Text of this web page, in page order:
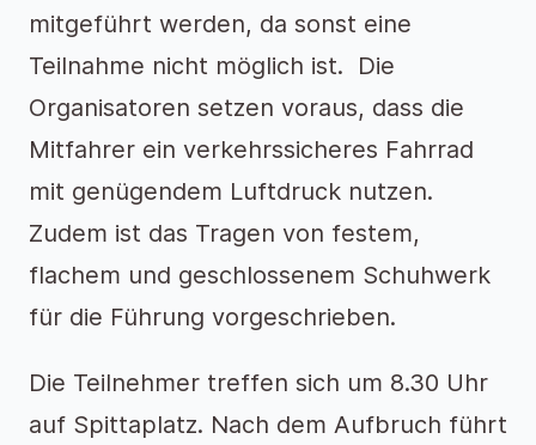
mitgeführt werden, da sonst eine
Teilnahme nicht möglich ist. Die
Organisatoren setzen voraus, dass die
Mitfahrer ein verkehrssicheres Fahrrad
mit genügendem Luftdruck nutzen.
Zudem ist das Tragen von festem,
flachem und geschlossenem Schuhwerk
für die Führung vorgeschrieben.
Die Teilnehmer treffen sich um 8.30 Uhr
auf Spittaplatz. Nach dem Aufbruch führt